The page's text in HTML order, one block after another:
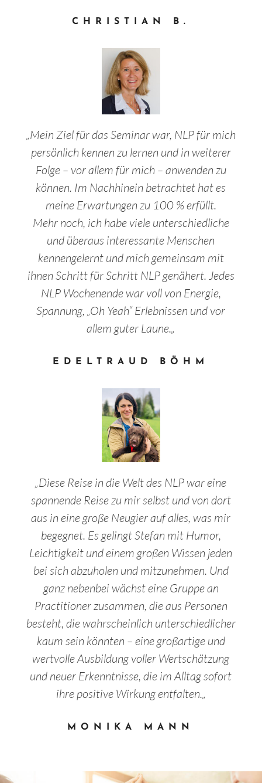
CHRISTIAN B.
„Mein Ziel für das Seminar war, NLP für mich
persönlich kennen zu lernen und in weiterer
Folge – vor allem für mich – anwenden zu
können. Im Nachhinein betrachtet hat es
meine Erwartungen zu 100 % erfüllt.
Mehr noch, ich habe viele unterschiedliche
und überaus interessante Menschen
kennengelernt und mich gemeinsam mit
ihnen Schritt für Schritt NLP genähert. Jedes
NLP Wochenende war voll von Energie,
Spannung, „Oh Yeah“ Erlebnissen und vor
allem guter Laune.„
EDELTRAUD BÖHM
„Diese Reise in die Welt des NLP war eine
spannende Reise zu mir selbst und von dort
aus in eine große Neugier auf alles, was mir
begegnet. Es gelingt Stefan mit Humor,
Leichtigkeit und einem großen Wissen jeden
bei sich abzuholen und mitzunehmen. Und
ganz nebenbei wächst eine Gruppe an
Practitioner zusammen, die aus Personen
besteht, die wahrscheinlich unterschiedlicher
kaum sein könnten – eine großartige und
wertvolle Ausbildung voller Wertschätzung
und neuer Erkenntnisse, die im Alltag sofort
ihre positive Wirkung entfalten.„
MONIKA MANN